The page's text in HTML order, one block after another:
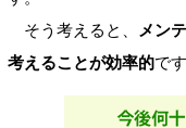
そう考えると、
メン
考えることが効率的です